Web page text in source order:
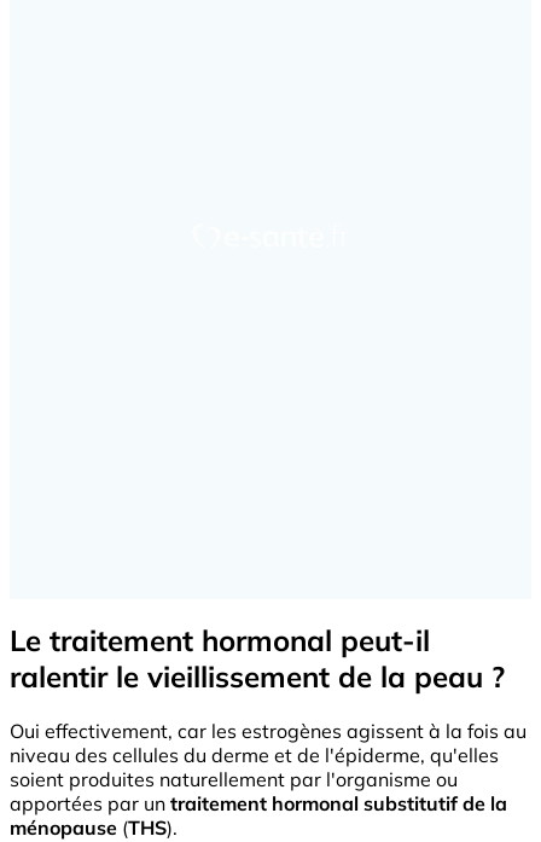
Le traitement hormonal peut-il
ralentir le vieillissement de la peau ?
Oui effectivement, car les estrogènes agissent à la fois au
niveau des cellules du derme et de l'épiderme, qu'elles
soient produites naturellement par l'organisme ou
apportées par un traitement hormonal substitutif de la
ménopause (THS).